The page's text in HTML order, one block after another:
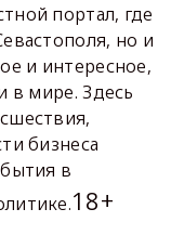
портал, где
но и
и интересное,
в мире. Здесь
бизнеса
в
18+